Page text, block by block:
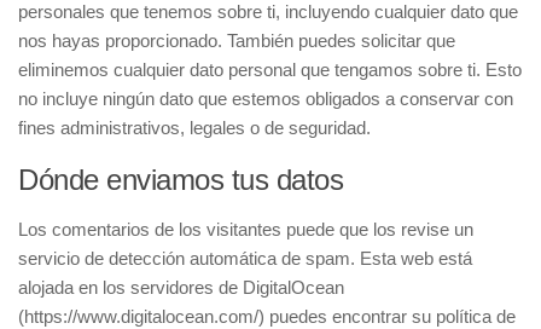
personales que tenemos sobre ti, incluyendo cualquier dato que
nos hayas proporcionado. También puedes solicitar que
eliminemos cualquier dato personal que tengamos sobre ti. Esto
no incluye ningún dato que estemos obligados a conservar con
fines administrativos, legales o de seguridad.
Dónde enviamos tus datos
Los comentarios de los visitantes puede que los revise un
servicio de detección automática de spam. Esta web está
alojada en los servidores de DigitalOcean
(https://www.digitalocean.com/) puedes encontrar su política de